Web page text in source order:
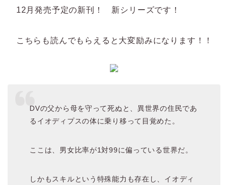
12月発売予定の新刊！ 新シリーズです！
こちらも読んでもらえると大変励みになります！！
DVの父から母を守って死ぬと、異世界の住民であ
るイオディプスの体に乗り移って目覚めた。
ここは、男女比率が1対99に偏っている世界だ。
しかもスキルという特殊能力も存在し、イオディ